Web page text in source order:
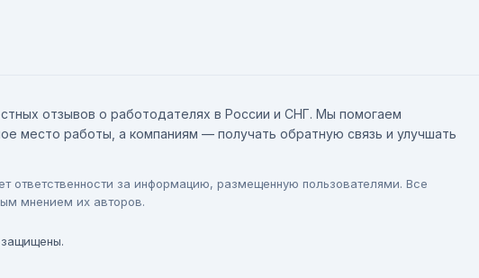
отзывов о работодателях в России и СНГ. Мы помогаем
место работы, а компаниям — получать обратную связь и улучшать
ответственности за информацию, размещенную пользователями. Все
мнением их авторов.